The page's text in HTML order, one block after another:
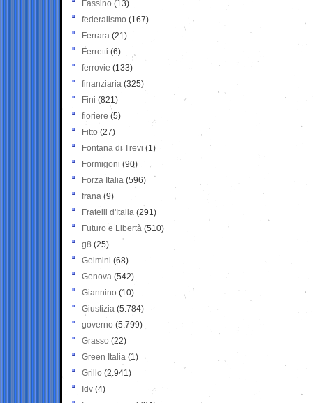
Fassino (13)
federalismo (167)
Ferrara (21)
Ferretti (6)
ferrovie (133)
finanziaria (325)
Fini (821)
fioriere (5)
Fitto (27)
Fontana di Trevi (1)
Formigoni (90)
Forza Italia (596)
frana (9)
Fratelli d'Italia (291)
Futuro e Libertà (510)
g8 (25)
Gelmini (68)
Genova (542)
Giannino (10)
Giustizia (5.784)
governo (5.799)
Grasso (22)
Green Italia (1)
Grillo (2.941)
Idv (4)